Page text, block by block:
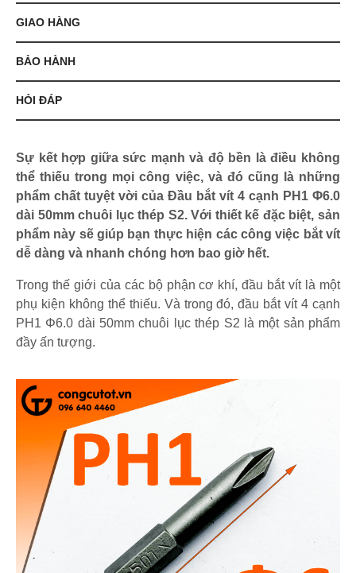
GIAO HÀNG
BẢO HÀNH
HỎI ĐÁP
Sự kết hợp giữa sức mạnh và độ bền là điều không
thể thiếu trong mọi công việc, và đó cũng là những
phẩm chất tuyệt vời của Đầu bắt vít 4 cạnh PH1 Φ6.0
dài 50mm chuôi lục thép S2. Với thiết kế đặc biệt, sản
phẩm này sẽ giúp bạn thực hiện các công việc bắt vít
dễ dàng và nhanh chóng hơn bao giờ hết.
Trong thế giới của các bộ phận cơ khí, đầu bắt vít là một
phụ kiện không thể thiếu. Và trong đó, đầu bắt vít 4 cạnh
PH1 Φ6.0 dài 50mm chuôi lục thép S2 là một sản phẩm
đầy ấn tượng.